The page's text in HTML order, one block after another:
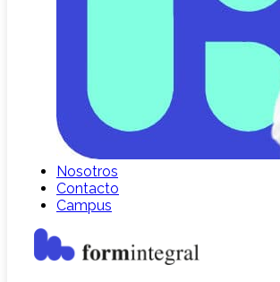
Nosotros
Contacto
Campus